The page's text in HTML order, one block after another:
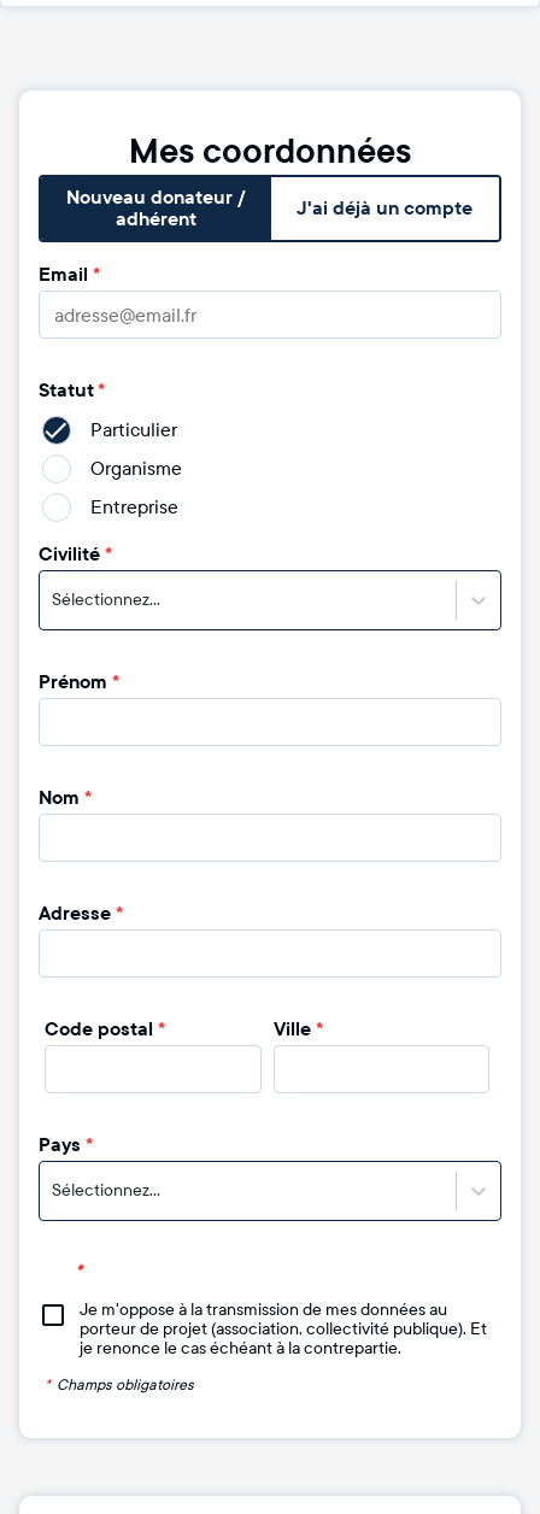
Mes coordonnées
Nouveau donateur /
adhérent
J'ai déjà un compte
Email *
Statut*
Particulier
Organisme
Entreprise
Civilité*
Sélectionnez...
Prénom *
Nom *
Adresse*
Code postal * Ville *
Pays *
Sélectionnez...
Je m'oppose à la transmission de mes données au
porteur de projet (association, collectivité publique). Et
je renonce le cas échéant à la contrepartie.
* Champs obligatoires